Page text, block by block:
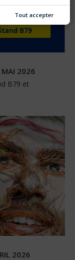
MAI 2026
B79 et
2026
Tout accepter